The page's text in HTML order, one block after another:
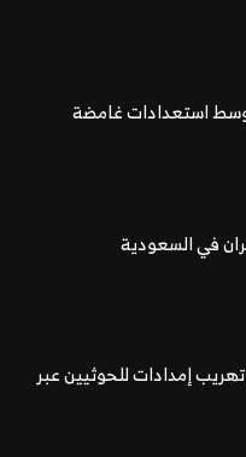
وسط استعدادات غامضة
في السعودية
إمدادات للحوثيين عبر